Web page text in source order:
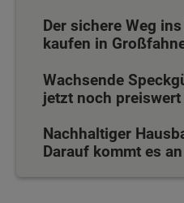
Der sichere Weg
kaufen in
Wachsende
jetzt noch
Nachhaltiger
Darauf kommt es an